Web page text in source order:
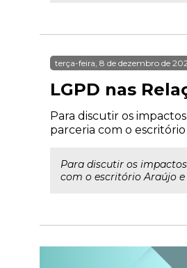
terça-feira, 8 de dezembro de
LGPD nas
Para discutir os
parceria com o escritório
Para discutir os
com o escritório Araújo e